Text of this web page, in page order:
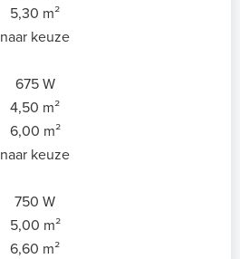
5,30 m²
naar keuze
675 W
4,50 m²
6,00 m²
naar keuze
750 W
5,00 m²
6,60 m²